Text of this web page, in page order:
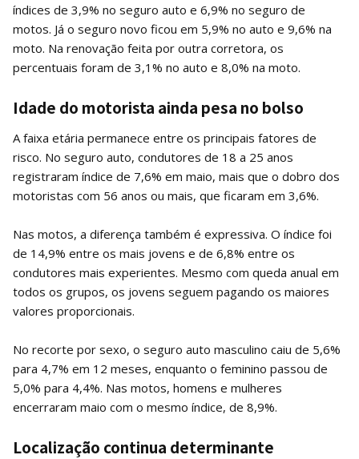
índices de 3,9% no seguro auto e 6,9% no seguro de
motos. Já o seguro novo ficou em 5,9% no auto e 9,6% na
moto. Na renovação feita por outra corretora, os
percentuais foram de 3,1% no auto e 8,0% na moto.
Idade do motorista ainda pesa no bolso
A faixa etária permanece entre os principais fatores de
risco. No seguro auto, condutores de 18 a 25 anos
registraram índice de 7,6% em maio, mais que o dobro dos
motoristas com 56 anos ou mais, que ficaram em 3,6%.
Nas motos, a diferença também é expressiva. O índice foi
de 14,9% entre os mais jovens e de 6,8% entre os
condutores mais experientes. Mesmo com queda anual em
todos os grupos, os jovens seguem pagando os maiores
valores proporcionais.
No recorte por sexo, o seguro auto masculino caiu de 5,6%
para 4,7% em 12 meses, enquanto o feminino passou de
5,0% para 4,4%. Nas motos, homens e mulheres
encerraram maio com o mesmo índice, de 8,9%.
Localização continua determinante